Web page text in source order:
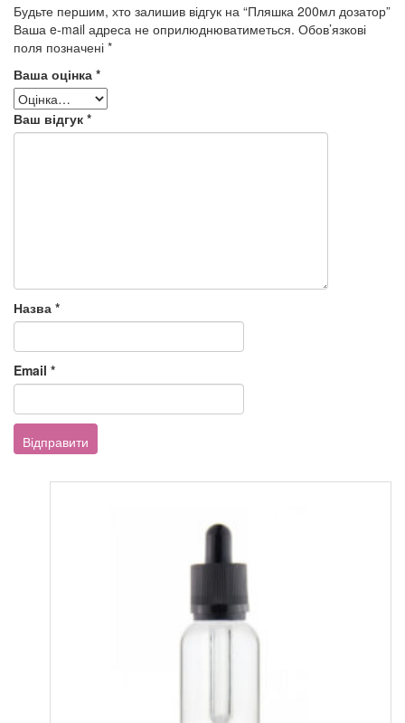
Будьте першим, хто залишив відгук на “Пляшка 200мл дозатор”
Ваша e-mail адреса не оприлюднюватиметься. Обов’язкові
поля позначені *
Ваша оцінка *
Ваш відгук *
Назва *
Email *